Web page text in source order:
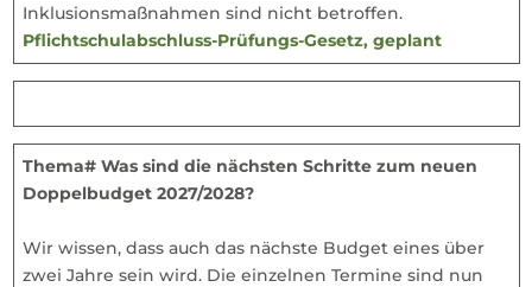
Inklusionsmaßnahmen sind nicht betroffen.
Pflichtschulabschluss-Prüfungs-Gesetz, geplant
Thema# Was sind die nächsten Schritte zum neuen
Doppelbudget 2027/2028?
Wir wissen, dass auch das nächste Budget eines über
zwei Jahre sein wird. Die einzelnen Termine sind nun